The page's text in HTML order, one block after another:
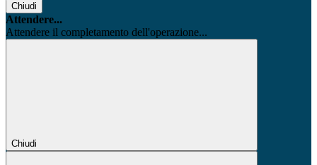
Chiudi
Attendere...
Attendere il completamento dell'operazione...
Chiudi